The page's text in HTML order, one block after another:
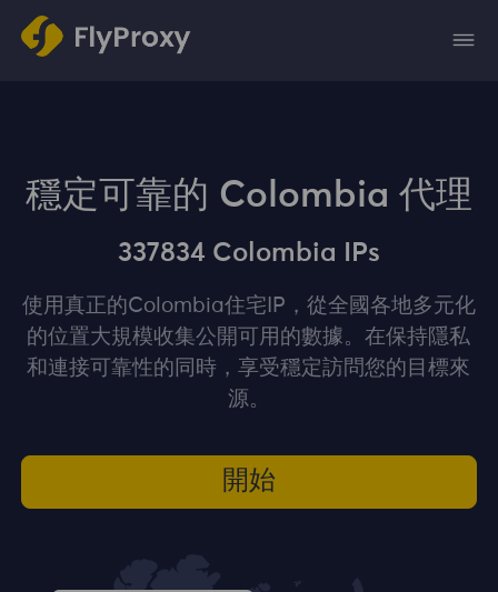
穩定可靠的 Colombia 代理
337834 Colombia IPs
使用真正的Colombia住宅IP，從全國各地多元化
的位置大規模收集公開可用的數據。在保持隱私
和連接可靠性的同時，享受穩定訪問您的目標來
源。
開始